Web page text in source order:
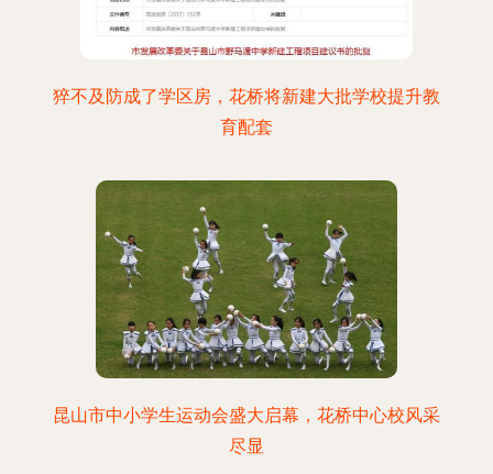
猝不及防成了学区房，花桥将新建大批学校提升教
育配套
昆山市中小学生运动会盛大启幕，花桥中心校风采
尽显